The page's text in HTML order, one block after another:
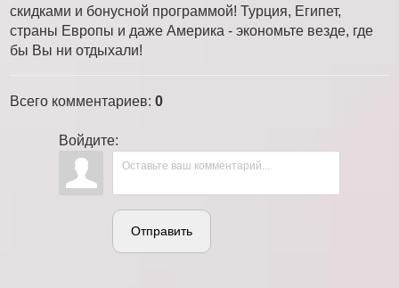
скидками и бонусной программой! Турция, Египет,
страны Европы и даже Америка - экономьте везде, где
бы Вы ни отдыхали!
Всего комментариев: 0
Войдите:
Отправить